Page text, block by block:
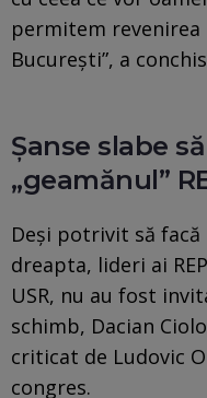
permitem revenirea
Bucureşti”, a
Șanse slabe
„geamănul”
Deși potrivit să
dreapta, lideri ai
USR, nu au fost
schimb, Dacian
criticat de Ludovic
congres.